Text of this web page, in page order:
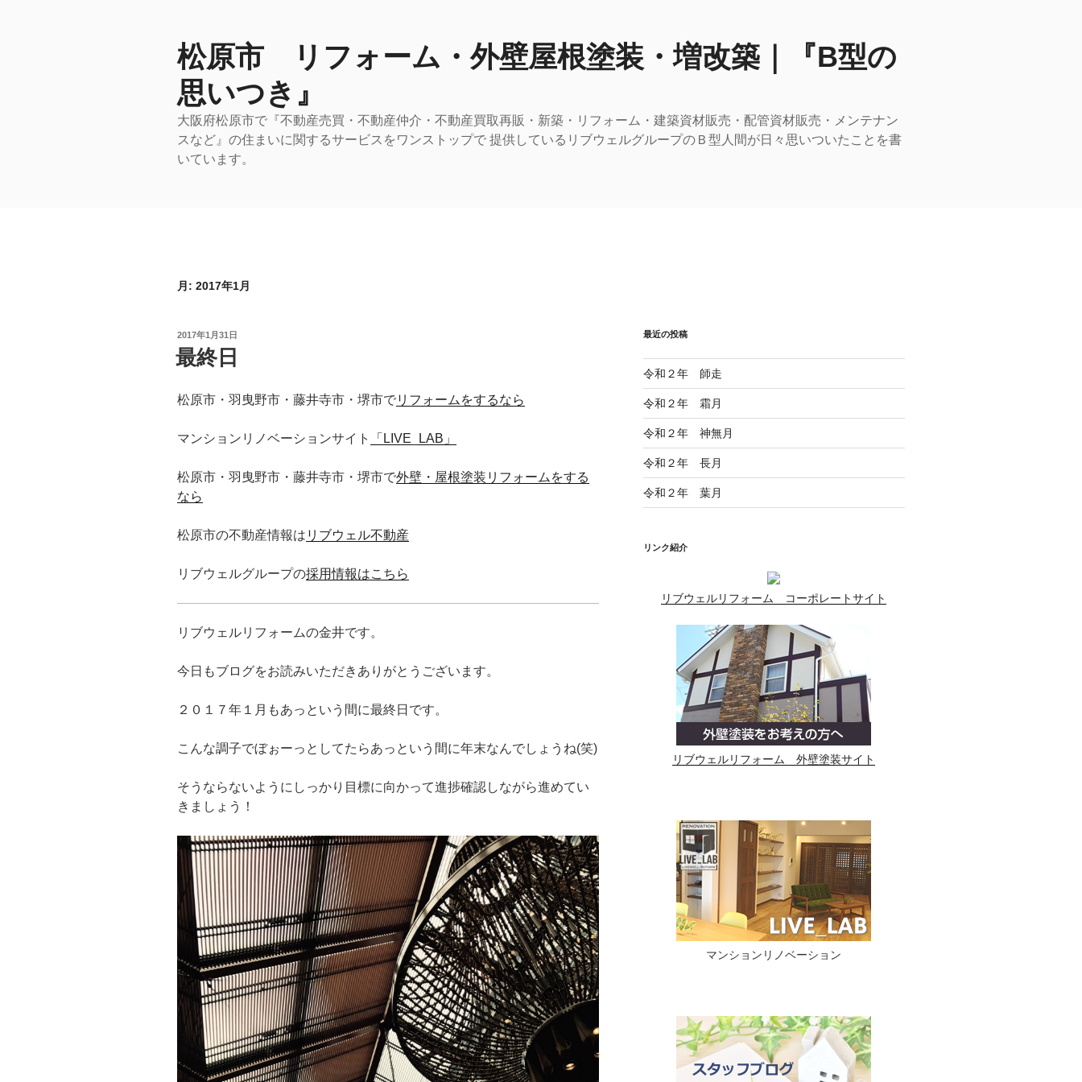
松原市 リフォーム・外壁屋根塗装・増改築｜『B型の
思いつき』
大阪府松原市で『不動産売買・不動産仲介・不動産買取再販・新築・リフォーム・建築資材販売・配管資材販売・メンテナン
スなど』の住まいに関するサービスをワンストップで 提供しているリブウェルグループのＢ型人間が日々思いついたことを書
いています。
月: 2017年1月
投
稿
日:
2017年1月31日
最終日
松原市・羽曳野市・藤井寺市・堺市でリフォームをするなら
マンションリノベーションサイト 「LIVE_LAB」
松原市・羽曳野市・藤井寺市・堺市で外壁・屋根塗装リフォームをする
なら
松原市の不動産情報は リブウェル不動産
リブウェルグループの採用情報はこちら
リブウェルリフォームの金井です。
今日もブログをお読みいただきありがとうございます。
２０１７年１月もあっという間に最終日です。
こんな調子でぼぉーっとしてたらあっという間に年末なんでしょうね(笑)
そうならないようにしっかり目標に向かって進捗確認しながら進めてい
きましょう！
最近の投稿
令和２年 師走
令和２年 霜月
令和２年 神無月
令和２年 長月
令和２年 葉月
リンク紹介
リブウェルリフォーム コーポレートサイト
リブウェルリフォーム 外壁塗装サイト
マンションリノベーション